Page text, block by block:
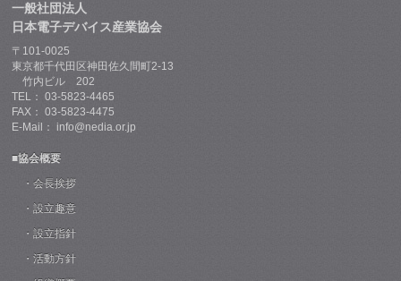
一般社団法人
日本電子デバイス産業協会
〒101-0025
東京都千代田区神田佐久間町2-13
竹内ビル 202
TEL： 03-5823-4465
FAX： 03-5823-4475
E-Mail： info@nedia.or.jp
■協会概要
・会長挨拶
・設立趣意
・設立指針
・活動方針